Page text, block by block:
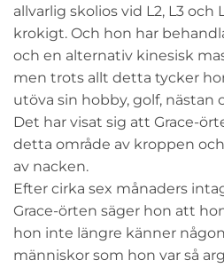
allvarlig skolios vid L2, L3 och
krokigt. Och hon har
och en alternativ kinesisk
men trots allt detta tycker
utöva sin hobby, golf, nästan
Det har visat sig att Grace-
detta område av kroppen
av nacken.
Efter cirka sex månaders
Grace-örten säger hon att
hon inte längre känner
människor som hon var så